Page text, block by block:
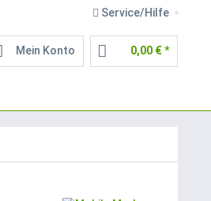
Service/Hilfe
Mein Konto 0,00 € *